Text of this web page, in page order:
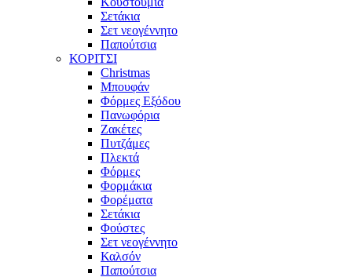
Σετάκια
Σετ νεογέννητο
Παπούτσια
ΚΟΡΙΤΣΙ
Christmas
Μπουφάν
Φόρμες Εξόδου
Πανωφόρια
Ζακέτες
Πυτζάμες
Πλεκτά
Φόρμες
Φορμάκια
Φορέματα
Σετάκια
Φούστες
Σετ νεογέννητο
Καλσόν
Παπούτσια